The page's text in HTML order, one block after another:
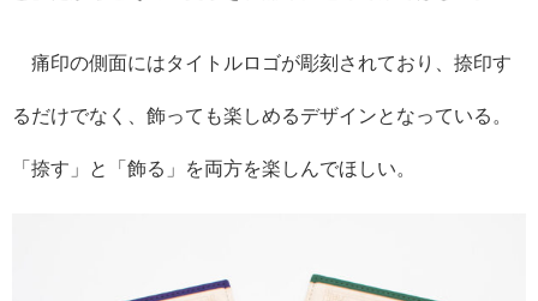
痛印の側面にはタイトルロゴが彫刻されており、捺印す
るだけでなく、飾っても楽しめるデザインとなっている。
「捺す」と「飾る」を両方を楽しんでほしい。